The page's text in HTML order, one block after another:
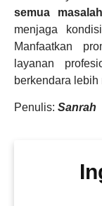
semua
menjaga
Manfaatkan
layanan
berkendara lebih
Penulis: Sanrah